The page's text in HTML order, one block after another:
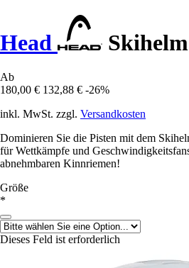
Head
Ab
180,00 € 132,88 € -26%
inkl. MwSt. zzgl. Versandkosten
Dominieren Sie die Pisten mit dem
für Wettkämpfe und
abnehmbaren Kinnriemen!
Größe
*
Dieses Feld ist erforderlich